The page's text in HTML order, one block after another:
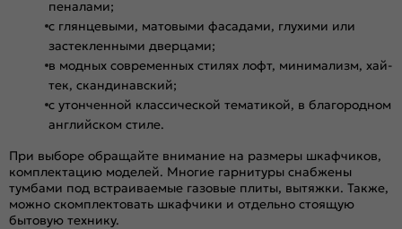
пеналами;
с глянцевыми, матовыми фасадами, глухими или
застекленными дверцами;
в модных современных стилях лофт, минимализм, хай-
тек, скандинавский;
с утонченной классической тематикой, в благородном
английском стиле.
При выборе обращайте внимание на размеры шкафчиков,
комплектацию моделей. Многие гарнитуры снабжены
тумбами под встраиваемые газовые плиты, вытяжки. Также,
можно скомплектовать шкафчики и отдельно стоящую
бытовую технику.